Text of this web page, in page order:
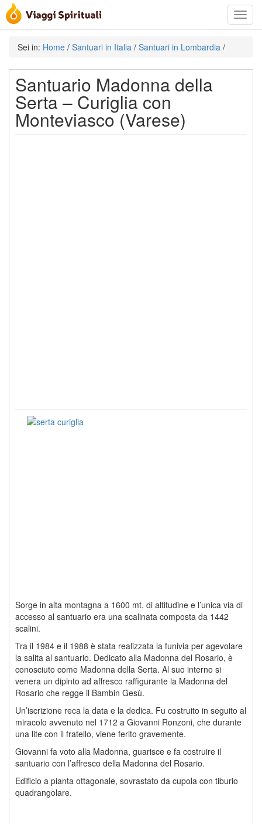
Toggle
Sei in: Home / Santuari in Italia / Santuari in Lombardia /
Santuario Madonna della
Serta – Curiglia con
Monteviasco (Varese)
Sorge in alta montagna a 1600 mt. di altitudine e l’unica via di
accesso al santuario era una scalinata composta da 1442
scalini.
Tra il 1984 e il 1988 è stata realizzata la funivia per agevolare
la salita al santuario. Dedicato alla Madonna del Rosario, è
conosciuto come Madonna della Serta. Al suo interno si
venera un dipinto ad affresco raffigurante la Madonna del
Rosario che regge il Bambin Gesù.
Un’iscrizione reca la data e la dedica. Fu costruito in seguito al
miracolo avvenuto nel 1712 a Giovanni Ronzoni, che durante
una lite con il fratello, viene ferito gravemente.
Giovanni fa voto alla Madonna, guarisce e fa costruire il
santuario con l’affresco della Madonna del Rosario.
Edificio a pianta ottagonale, sovrastato da cupola con tiburio
quadrangolare.